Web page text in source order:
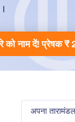
अपना
को नाम दें!प्रेषक ₹